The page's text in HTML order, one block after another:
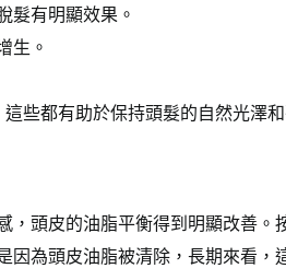
髮有明顯效果。
生。
些都有助於保持頭髮的自然光澤
頭皮的油脂平衡得到明顯改善。
為頭皮油脂被清除，長期來看，